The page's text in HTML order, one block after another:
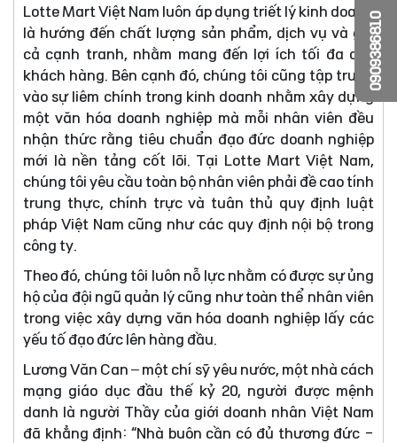
Lotte Mart Việt Nam luôn áp dụng triết lý kinh doanh
là hướng đến chất lượng sản phẩm, dịch vụ và giá
cả cạnh tranh, nhằm mang đến lợi ích tối đa cho
khách hàng. Bên cạnh đó, chúng tôi cũng tập trung
vào sự liêm chính trong kinh doanh nhằm xây dựng
một văn hóa doanh nghiệp mà mỗi nhân viên đều
nhận thức rằng tiêu chuẩn đạo đức doanh nghiệp
mới là nền tảng cốt lõi. Tại Lotte Mart Việt Nam,
chúng tôi yêu cầu toàn bộ nhân viên phải đề cao tính
trung thực, chính trực và tuân thủ quy định luật
pháp Việt Nam cũng như các quy định nội bộ trong
công ty.
Theo đó, chúng tôi luôn nỗ lực nhằm có được sự ủng
hộ của đội ngũ quản lý cũng như toàn thể nhân viên
trong việc xây dựng văn hóa doanh nghiệp lấy các
yếu tố đạo đức lên hàng đầu.
Lương Văn Can – một chí sỹ yêu nước, một nhà cách
mạng giáo dục đầu thế kỷ 20, người được mệnh
danh là người Thầy của giới doanh nhân Việt Nam
đã khẳng định: “Nhà buôn cần có đủ thương đức -
0909386810